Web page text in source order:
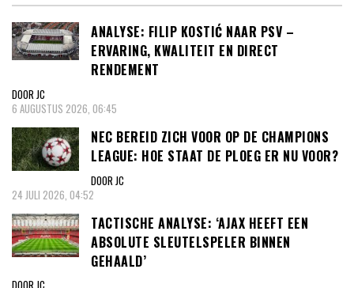
ANALYSE: FILIP KOSTIĆ NAAR PSV –
ERVARING, KWALITEIT EN DIRECT
RENDEMENT
DOOR JC
6 AUGUSTUS 2026, 06:45
NEC BEREID ZICH VOOR OP DE CHAMPIONS
LEAGUE: HOE STAAT DE PLOEG ER NU VOOR?
DOOR JC
24 JULI 2026, 04:52
TACTISCHE ANALYSE: ‘AJAX HEEFT EEN
ABSOLUTE SLEUTELSPELER BINNEN
GEHAALD’